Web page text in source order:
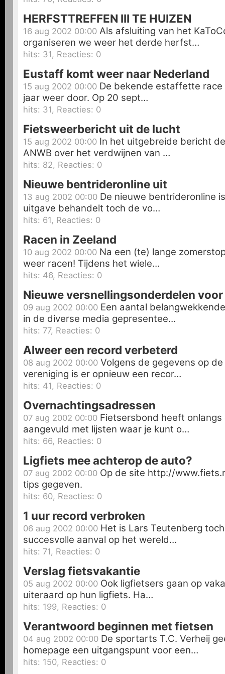
HERFSTTREFFEN III TE HUIZEN
16 aug 2002 00:00 Als afsluiting van het
organiseren we weer het derde herfst…
hits: 31, Reacties: 0
Eustaff komt weer naar Nederland
15 aug 2002 00:00 De bekende estaffette
jaar weer door. Op 20 sept…
hits: 31, Reacties: 0
Fietsweerbericht uit de lucht
15 aug 2002 00:00 In het uitgebreide bericht
ANWB over het verdwijnen van …
hits: 82, Reacties: 0
Nieuwe bentrideronline uit
13 aug 2002 00:00 De nieuwe bentrideronline
uitgave behandelt toch de vo…
hits: 61, Reacties: 0
Racen in Zeeland
10 aug 2002 00:00 Na een (te) lange
weer racen! Tijdens het wiele…
hits: 46, Reacties: 0
Nieuwe versnellingsonderdelen
09 aug 2002 00:00 Een aantal
in de diverse media gepresentee…
hits: 77, Reacties: 0
Alweer een record verbeterd
08 aug 2002 00:00 Volgens de gegevens op
vereniging is er opnieuw een recor…
hits: 41, Reacties: 0
Overnachtingsadressen
07 aug 2002 00:00 Fietsersbond heeft
aangevuld met lijsten waar je kunt o…
hits: 66, Reacties: 0
Ligfiets mee achterop de auto?
07 aug 2002 00:00 Op de site http://
tips gegeven.
hits: 60, Reacties: 0
1 uur record verbroken
06 aug 2002 00:00 Het is Lars Teutenberg
succesvolle aanval op het wereld…
hits: 71, Reacties: 0
Verslag fietsvakantie
05 aug 2002 00:00 Ook ligfietsers gaan op
uiteraard op hun ligfiets. Ha…
hits: 199, Reacties: 0
Verantwoord beginnen met fietsen
04 aug 2002 00:00 De sportarts T.C. Verheij
homepage een uitgangspunt voor een…
hits: 150, Reacties: 0